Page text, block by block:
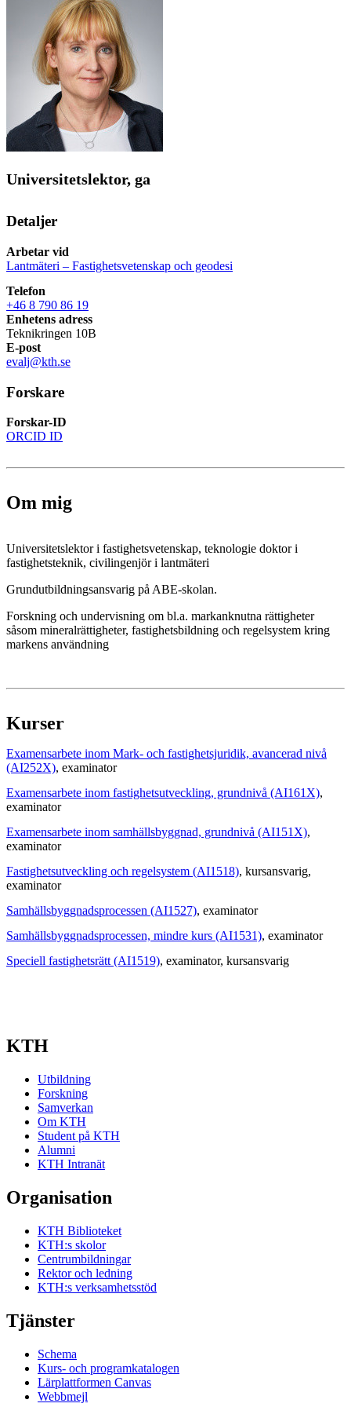
Universitetslektor, ga
Detaljer
Arbetar vid
Lantmäteri – Fastighetsvetenskap och geodesi
Telefon
+46 8 790 86 19
Enhetens adress
Teknikringen 10B
E-post
evalj@kth.se
Forskare
Forskar-ID
ORCID ID
Om mig
Universitetslektor i fastighetsvetenskap, teknologie doktor i
fastighetsteknik, civilingenjör i lantmäteri
Grundutbildningsansvarig på ABE-skolan.
Forskning och undervisning om bl.a. markanknutna rättigheter
såsom mineralrättigheter, fastighetsbildning och regelsystem kring
markens användning
Kurser
Examensarbete inom Mark- och fastighetsjuridik, avancerad nivå
(AI252X), examinator
Examensarbete inom fastighetsutveckling, grundnivå (AI161X),
examinator
Examensarbete inom samhällsbyggnad, grundnivå (AI151X),
examinator
Fastighetsutveckling och regelsystem (AI1518), kursansvarig,
examinator
Samhällsbyggnadsprocessen (AI1527), examinator
Samhällsbyggnadsprocessen, mindre kurs (AI1531), examinator
Speciell fastighetsrätt (AI1519), examinator, kursansvarig
KTH
Utbildning
Forskning
Samverkan
Om KTH
Student på KTH
Alumni
KTH Intranät
Organisation
KTH Biblioteket
KTH:s skolor
Centrumbildningar
Rektor och ledning
KTH:s verksamhetsstöd
Tjänster
Schema
Kurs- och programkatalogen
Lärplattformen Canvas
Webbmejl